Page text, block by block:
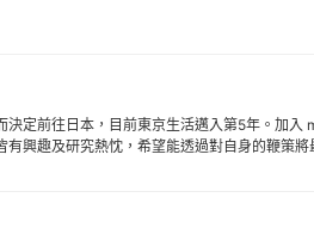
決定前往日本，目前東京生活邁入第5年。加入
興趣及研究熱忱，希望能透過對自身的鞭策